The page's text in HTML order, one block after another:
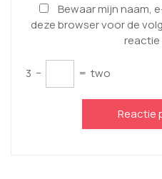
Bewaar mijn naam,
deze browser voor de
reactie
3 − = two